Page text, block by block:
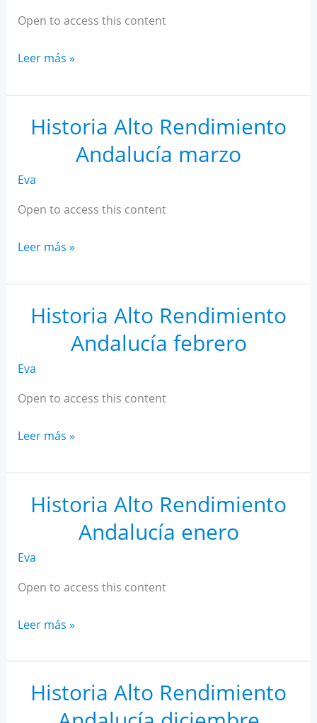
Open to access this content
Intensivo
AR
Andalucía
abril
Leer más »
Historia Alto Rendimiento
Andalucía marzo
Eva
Open to access this content
Historia
Rendimiento
Andalucía
marzo
Leer más »
Historia Alto Rendimiento
Andalucía febrero
Eva
Open to access this content
Historia
Rendimiento
Andalucía
febrero
Leer más »
Historia Alto Rendimiento
Andalucía enero
Eva
Open to access this content
Historia
Rendimiento
Andalucía
enero
Leer más »
Historia Alto Rendimiento